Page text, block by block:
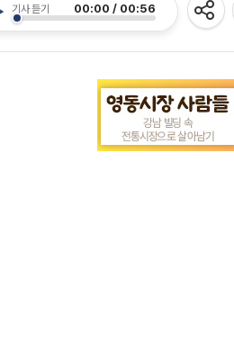
기사 듣기 00:00 / 00:56